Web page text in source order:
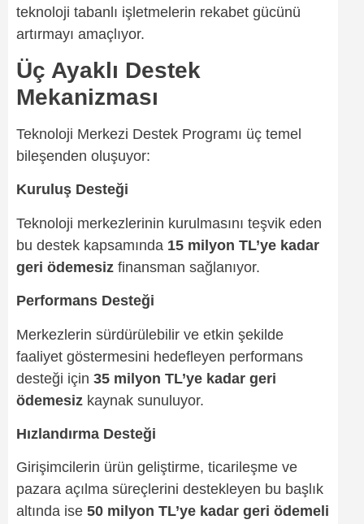
teknoloji tabanlı işletmelerin rekabet gücünü
artırmayı amaçlıyor.
Üç Ayaklı Destek
Mekanizması
Teknoloji Merkezi Destek Programı üç temel
bileşenden oluşuyor:
Kuruluş Desteği
Teknoloji merkezlerinin kurulmasını teşvik eden
bu destek kapsamında 15 milyon TL’ye kadar
geri ödemesiz finansman sağlanıyor.
Performans Desteği
Merkezlerin sürdürülebilir ve etkin şekilde
faaliyet göstermesini hedefleyen performans
desteği için 35 milyon TL’ye kadar geri
ödemesiz kaynak sunuluyor.
Hızlandırma Desteği
Girişimcilerin ürün geliştirme, ticarileşme ve
pazara açılma süreçlerini destekleyen bu başlık
altında ise 50 milyon TL’ye kadar geri ödemeli